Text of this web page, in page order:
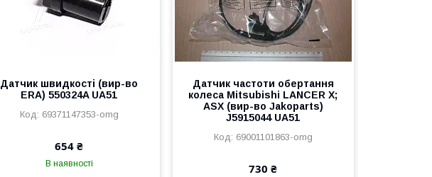
Датчик швидкості (вир-во
ERA) 550324A UA51
69371147353-omg
654 ₴
В наявності
Датчик частоти обертання
колеса Mitsubishi LANCER X;
ASX (вир-во Jakoparts)
J5915044 UA51
69001101863-omg
730 ₴